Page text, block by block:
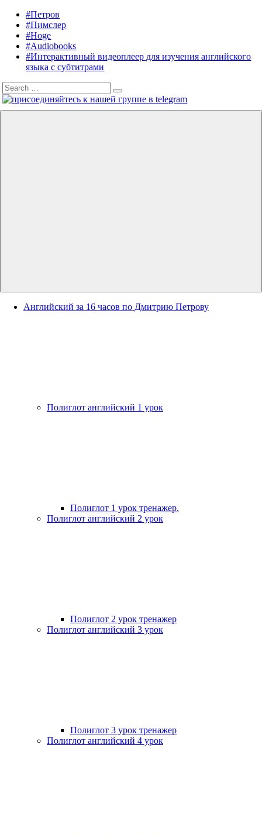
content
Listening
English
Audiobooks
English,
Petrov
English
#Петров
#Пимслер
#Hoge
#Audiobooks
#Интерактивный видеоплеер для изучения английского
языка с субтитрами
Search
for:
Search
Английский за 16 часов по Дмитрию Петрову
Полиглот английский 1 урок
Полиглот 1 урок тренажер.
Полиглот английский 2 урок
Полиглот 2 урок тренажер
Полиглот английский 3 урок
Полиглот 3 урок тренажер
Полиглот английский 4 урок